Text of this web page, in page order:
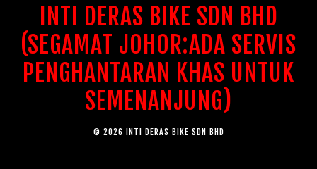
INTI DERAS BIKE SDN BHD
(SEGAMAT JOHOR:ADA SERVIS
PENGHANTARAN KHAS UNTUK
SEMENANJUNG)
© 2026 INTI DERAS BIKE SDN BHD